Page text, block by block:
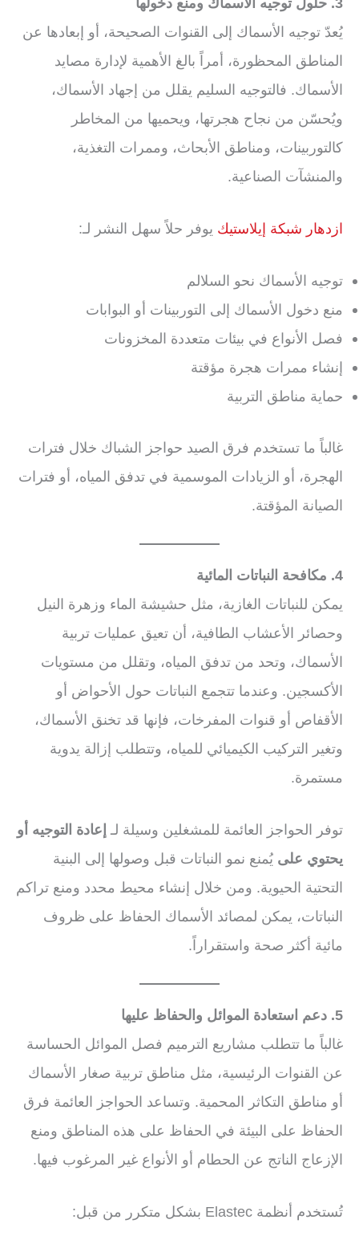
يُعدّ توجيه الأسماك إلى القنوات الصحيحة، أو إبعادها عن
المناطق المحظورة، أمراً بالغ الأهمية لإدارة مصايد
الأسماك. فالتوجيه السليم يقلل من إجهاد الأسماك،
ويُحسّن من نجاح هجرتها، ويحميها من المخاطر
كالتوربينات، ومناطق الأبحاث، وممرات التغذية،
والمنشآت الصناعية.
ازدهار شبكة إيلاستيك يوفر حلاً سهل النشر لـ:
توجيه الأسماك نحو السلالم
منع دخول الأسماك إلى التوربينات أو البوابات
فصل الأنواع في بيئات متعددة المخزونات
إنشاء ممرات هجرة مؤقتة
حماية مناطق التربية
غالباً ما تستخدم فرق الصيد حواجز الشباك خلال فترات
الهجرة، أو الزيادات الموسمية في تدفق المياه، أو فترات
الصيانة المؤقتة.
4. مكافحة النباتات المائية
يمكن للنباتات الغازية، مثل حشيشة الماء وزهرة النيل
وحصائر الأعشاب الطافية، أن تعيق عمليات تربية
الأسماك، وتحد من تدفق المياه، وتقلل من مستويات
الأكسجين. وعندما تتجمع النباتات حول الأحواض أو
الأقفاص أو قنوات المفرخات، فإنها قد تخنق الأسماك،
وتغير التركيب الكيميائي للمياه، وتتطلب إزالة يدوية
مستمرة.
توفر الحواجز العائمة للمشغلين وسيلة لـ إعادة التوجيه أو
يحتوي على يُمنع نمو النباتات قبل وصولها إلى البنية
التحتية الحيوية. ومن خلال إنشاء محيط محدد ومنع تراكم
النباتات، يمكن لمصائد الأسماك الحفاظ على ظروف
مائية أكثر صحة واستقراراً.
5. دعم استعادة الموائل والحفاظ عليها
غالباً ما تتطلب مشاريع الترميم فصل الموائل الحساسة
عن القنوات الرئيسية، مثل مناطق تربية صغار الأسماك
أو مناطق التكاثر المحمية. وتساعد الحواجز العائمة فرق
الحفاظ على البيئة في الحفاظ على هذه المناطق ومنع
الإزعاج الناتج عن الحطام أو الأنواع غير المرغوب فيها.
تُستخدم أنظمة Elastec بشكل متكرر من قبل: